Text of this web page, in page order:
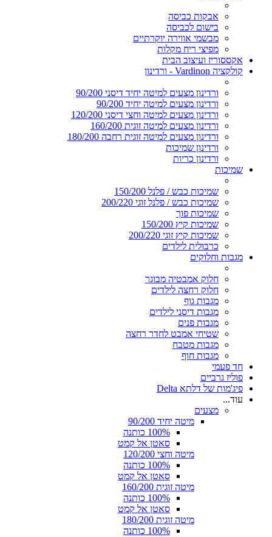
אבקות כביסה
בישום לכביסה
מבשמי אווירה יוקרתיים
מפיצי ריח מקלות
אקססוריז ועיצוב הבית
קולקציה Vardinon - ורדינון
ורדינון מצעים למיטה יחיד דיסני 90/200
ורדינון מצעים למיטה יחיד 90/200
ורדינון מצעים למיטה וחצי דיסני 120/200
ורדינון מצעים למיטה זוגית 160/200
ורדינון מצעים למיטה זוגית רחבה 180/200
ורדינון שמיכות
ורדינון כריות
שמיכות
שמיכות כבש / פלנל 150/200
שמיכות כבש / פלנל זוגי 200/220
שמיכות פוך
שמיכות קיץ 150/200
שמיכות קיץ זוגי 200/220
כרבולית לילדים
מגבות וחלוקים
חלוק אמבטיה מבוגר
חלוק רחצה לילדים
מגבות גוף
מגבות דיסני לילדים
מגבות פנים
שטיחי אמבט לחדר רחצה
מגבות מטבח
מגבות חוף
חד פעמי
פוליז גרביים
פיג'מות של דלתא Delta
עוד...
מצעים
מיטה יחיד 90/200
100% כותנה
סאטן אל קמט
מיטה וחצי 120/200
100% כותנה
סאטן אל קמט
מיטה זוגית 160/200
100% כותנה
סאטן אל קמט
מיטה זוגית 180/200
100% כותנה